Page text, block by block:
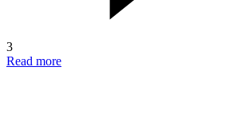
3
Read more